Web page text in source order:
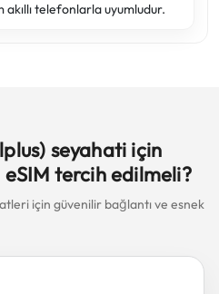
telefonlarla uyumludur.
seyahati için
tercih edilmeli?
için güvenilir bağlantı ve esnek